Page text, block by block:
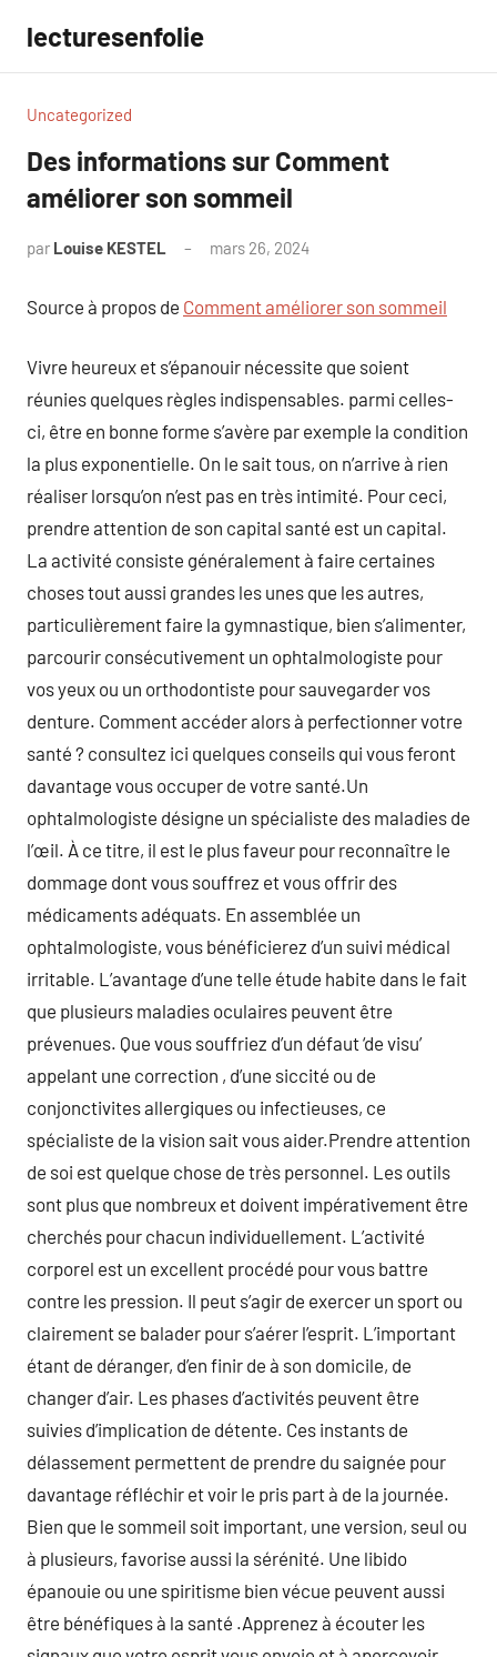
contenu
lecturesenfolie
Uncategorized
Des informations sur Comment
améliorer son sommeil
par Louise KESTEL mars 26, 2024
Source à propos de Comment améliorer son sommeil
Vivre heureux et s’épanouir nécessite que soient
réunies quelques règles indispensables. parmi celles-
ci, être en bonne forme s’avère par exemple la condition
la plus exponentielle. On le sait tous, on n’arrive à rien
réaliser lorsqu’on n’est pas en très intimité. Pour ceci,
prendre attention de son capital santé est un capital.
La activité consiste généralement à faire certaines
choses tout aussi grandes les unes que les autres,
particulièrement faire la gymnastique, bien s’alimenter,
parcourir consécutivement un ophtalmologiste pour
vos yeux ou un orthodontiste pour sauvegarder vos
denture. Comment accéder alors à perfectionner votre
santé ? consultez ici quelques conseils qui vous feront
davantage vous occuper de votre santé.Un
ophtalmologiste désigne un spécialiste des maladies de
l’œil. À ce titre, il est le plus faveur pour reconnaître le
dommage dont vous souffrez et vous offrir des
médicaments adéquats. En assemblée un
ophtalmologiste, vous bénéficierez d’un suivi médical
irritable. L’avantage d’une telle étude habite dans le fait
que plusieurs maladies oculaires peuvent être
prévenues. Que vous souffriez d’un défaut ‘de visu’
appelant une correction , d’une siccité ou de
conjonctivites allergiques ou infectieuses, ce
spécialiste de la vision sait vous aider.Prendre attention
de soi est quelque chose de très personnel. Les outils
sont plus que nombreux et doivent impérativement être
cherchés pour chacun individuellement. L’activité
corporel est un excellent procédé pour vous battre
contre les pression. Il peut s’agir de exercer un sport ou
clairement se balader pour s’aérer l’esprit. L’important
étant de déranger, d’en finir de à son domicile, de
changer d’air. Les phases d’activités peuvent être
suivies d’implication de détente. Ces instants de
délassement permettent de prendre du saignée pour
davantage réfléchir et voir le pris part à de la journée.
Bien que le sommeil soit important, une version, seul ou
à plusieurs, favorise aussi la sérénité. Une libido
épanouie ou une spiritisme bien vécue peuvent aussi
être bénéfiques à la santé .Apprenez à écouter les